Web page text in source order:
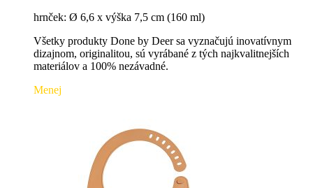
hrnček: Ø 6,6 x výška 7,5 cm (160 ml)
Všetky produkty Done by Deer sa vyznačujú inovatívnym
dizajnom, originalitou, sú vyrábané z tých najkvalitnejších
materiálov a 100% nezávadné.
Menej